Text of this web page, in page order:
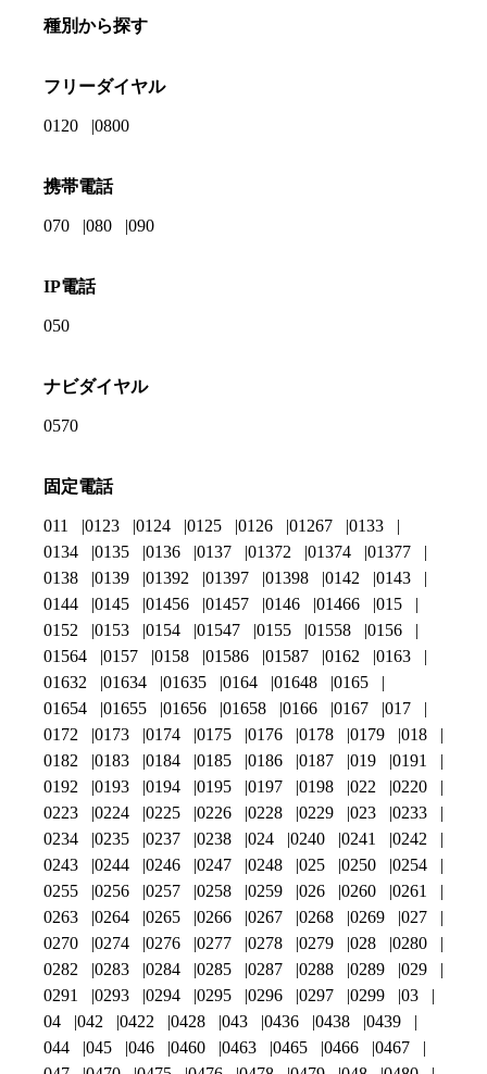
種別から探す
フリーダイヤル
0120 0800
携帯電話
070 080 090
IP電話
050
ナビダイヤル
0570
固定電話
011 0123 0124 0125 0126 01267
0133
0134
0135 0136 0137 01372 01374
01377
0138
0139 01392 01397 01398 0142
0143
0144
0145 01456 01457 0146 01466
015
0152
0153 0154 01547 0155 01558
0156
01564
0157 0158 01586 01587 0162
0163
01632
01634 01635 0164 01648
0165
01654
01655 01656 01658 0166 0167
017
0172
0173 0174 0175 0176 0178 0179
018
0182
0183 0184 0185 0186 0187 019
0191
0192
0193 0194 0195 0197 0198 022
0220
0223
0224 0225 0226 0228 0229 023
0233
0234
0235 0237 0238 024 0240 0241
0242
0243
0244 0246 0247 0248 025 0250
0254
0255
0256 0257 0258 0259 026 0260
0261
0263
0264 0265 0266 0267 0268 0269
027
0270
0274 0276 0277 0278 0279 028
0280
0282
0283 0284 0285 0287 0288 0289
029
0291
0293 0294 0295 0296 0297 0299
03
04
042 0422 0428 043 0436 0438
0439
044
045 046 0460 0463 0465 0466
0467